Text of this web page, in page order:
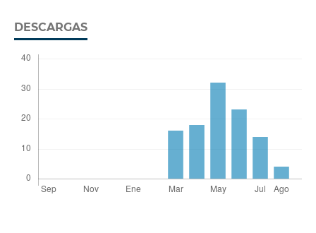
DESCARGAS